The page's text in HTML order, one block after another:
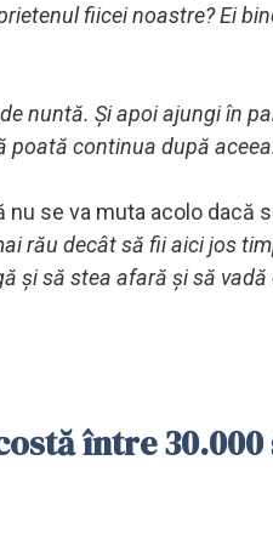
fiicei noastre? Ei
nuntă. Și apoi ajungi în
poată continua după
se va muta acolo dacă
rău decât să fii aici jos
și să stea afară și să
între